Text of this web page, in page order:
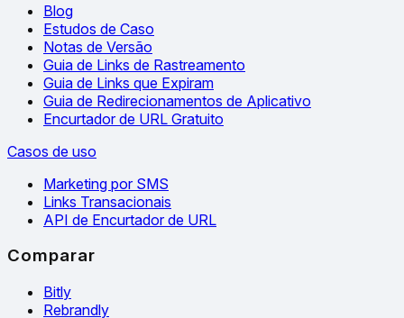
Blog
Estudos de Caso
Notas de Versão
Guia de Links de Rastreamento
Guia de Links que Expiram
Guia de Redirecionamentos de Aplicativo
Encurtador de URL Gratuito
Casos de uso
Marketing por SMS
Links Transacionais
API de Encurtador de URL
Comparar
Bitly
Rebrandly